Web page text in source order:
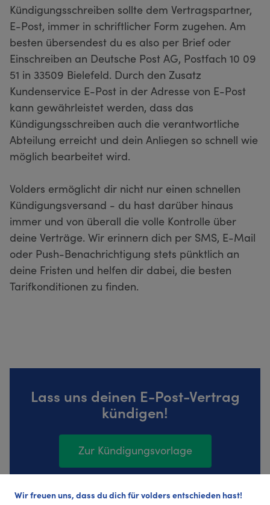
Kündigungsschreiben sollte dem Vertragspartner,
E-Post, immer in schriftlicher Form zugehen. Am
besten übersendest du es also per Brief oder
Einschreiben an Deutsche Post AG, Postfach 10 09
51 in 33509 Bielefeld. Durch den Zusatz
Kundenservice E-Post in der Adresse von E-Post
kann gewährleistet werden, dass das
Kündigungsschreiben auch die verantwortliche
Abteilung erreicht und dein Anliegen so schnell wie
möglich bearbeitet wird.
Volders ermöglicht dir nicht nur einen schnellen
Kündigungsversand - du hast darüber hinaus
immer und von überall die volle Kontrolle über
deine Verträge. Wir erinnern dich per SMS, E-Mail
oder Push-Benachrichtigung stets pünktlich an
deine Fristen und helfen dir dabei, die besten
Tarifkonditionen zu finden.
Lass uns deinen E-Post-Vertrag
kündigen!
Zur Kündigungsvorlage
Wir freuen uns, dass du dich für volders entschieden hast!